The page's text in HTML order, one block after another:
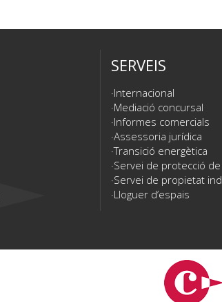
SERVEIS
Internacional
Mediació concursal
Informes comercials
Assessoria jurídica
Transició energètica
Servei de protecció
Servei de propietat
Lloguer d’espais